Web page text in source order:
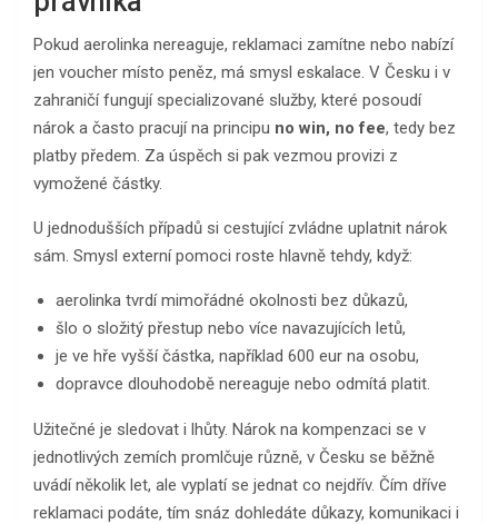
Pokud aerolinka nereaguje, reklamaci zamítne nebo nabízí
jen voucher místo peněz, má smysl eskalace. V Česku i v
zahraničí fungují specializované služby, které posoudí
nárok a často pracují na principu no win, no fee, tedy bez
platby předem. Za úspěch si pak vezmou provizi z
vymožené částky.
U jednodušších případů si cestující zvládne uplatnit nárok
sám. Smysl externí pomoci roste hlavně tehdy, když:
aerolinka tvrdí mimořádné okolnosti bez důkazů,
šlo o složitý přestup nebo více navazujících letů,
je ve hře vyšší částka, například 600 eur na osobu,
dopravce dlouhodobě nereaguje nebo odmítá platit.
Užitečné je sledovat i lhůty. Nárok na kompenzaci se v
jednotlivých zemích promlčuje různě, v Česku se běžně
uvádí několik let, ale vyplatí se jednat co nejdřív. Čím dříve
reklamaci podáte, tím snáz dohledáte důkazy, komunikaci i